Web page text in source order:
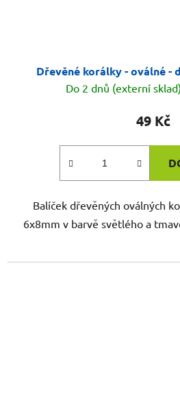
Dřevěné korálky - oválné -
Do 2 dnů (externí sklad)
49 Kč
Balíček dřevěných oválných
6x8mm v barvě světlého a